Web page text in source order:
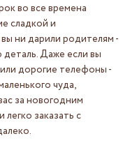
во все времена
сладкой и
ни дарили родителям -
Даже если вы
дорогие телефоны -
чуда,
за новогодним
заказать с